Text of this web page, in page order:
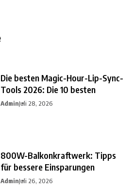
Die besten Magic-Hour-Lip-Sync-
Tools 2026: Die 10 besten
AdminJuli 28, 2026
800W-Balkonkraftwerk: Tipps
für bessere Einsparungen
AdminJuli 26, 2026